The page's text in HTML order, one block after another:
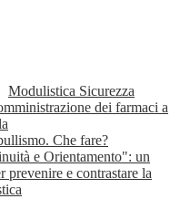
Modulistica Sicurezza
dei farmaci a
Che fare?
e Orientamento": un
prevenire e contrastare la